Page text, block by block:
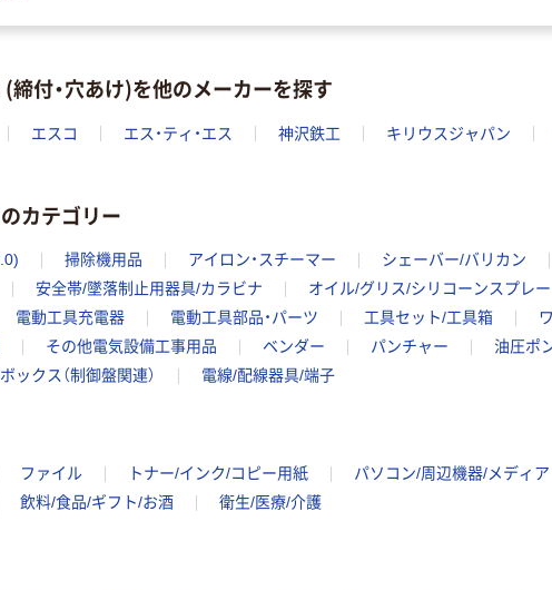
締付・穴あけ)を他のメーカーを探す
エスコ エス・ティ・エス 神沢鉄工 キリウスジャパン
カテゴリー
掃除機用品 アイロン・スチーマー シェーバー/バリカン
安全帯/墜落制止用器具/カラビナ オイル/グリス/シリコーンスプレー
電動工具充電器 電動工具部品・パーツ 工具セット/工具箱
その他電気設備工事用品 ベンダー パンチャー 油圧ポ
ックス（制御盤関連）
電線/配線器具/端子
ファイル トナー/インク/コピー用紙 パソコン/周辺機器/メディア
飲料/食品/ギフト/お酒 衛生/医療/介護